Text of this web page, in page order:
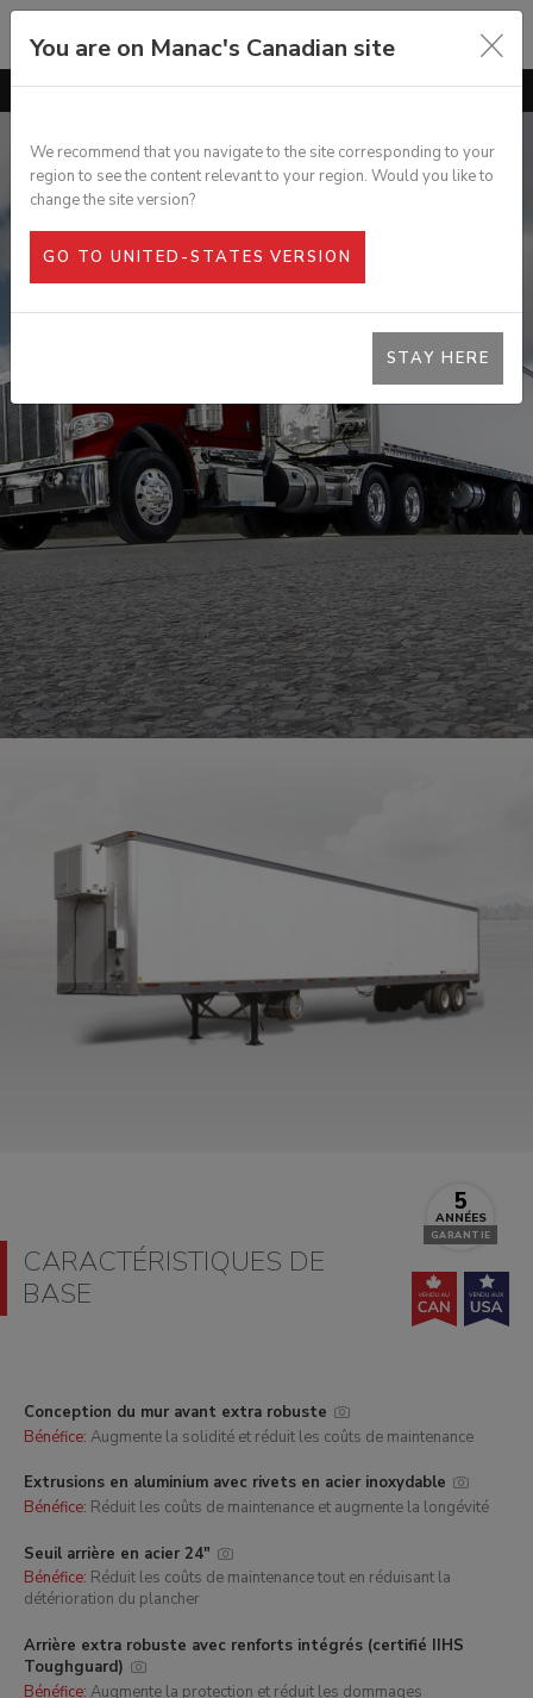
ALLER À GÉNÉRAL
OPTIONS
GALERIE PHOTOS
FOURGON CHAUFFÉ TOUT USAGE
CARACTÉRISTIQUES DE
BASE
5
ANNÉES
GARANTIE
Conception du mur avant extra robuste
Bénéfice: Augmente la solidité et réduit les coûts de maintenance
Extrusions en aluminium avec rivets en acier inoxydable
Bénéfice: Réduit les coûts de maintenance et augmente la longévité
Seuil arrière en acier 24"
Bénéfice: Réduit les coûts de maintenance tout en réduisant la
détérioration du plancher
Arrière extra robuste avec renforts intégrés (certifié IIHS
Toughguard)
Bénéfice: Augmente la protection et réduit les dommages
You are on Manac's Canadian site
We recommend that you navigate to the site corresponding to your
region to see the content relevant to your region. Would you like to
change the site version?
GO TO UNITED-STATES VERSION
STAY HERE